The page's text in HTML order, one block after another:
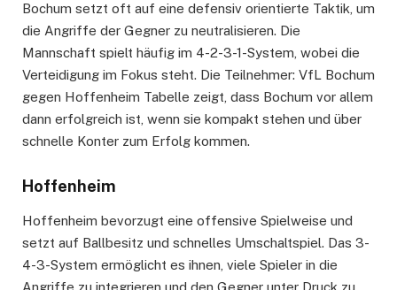
Bochum setzt oft auf eine defensiv orientierte Taktik, um
die Angriffe der Gegner zu neutralisieren. Die
Mannschaft spielt häufig im 4-2-3-1-System, wobei die
Verteidigung im Fokus steht. Die Teilnehmer: VfL Bochum
gegen Hoffenheim Tabelle zeigt, dass Bochum vor allem
dann erfolgreich ist, wenn sie kompakt stehen und über
schnelle Konter zum Erfolg kommen.
Hoffenheim
Hoffenheim bevorzugt eine offensive Spielweise und
setzt auf Ballbesitz und schnelles Umschaltspiel. Das 3-
4-3-System ermöglicht es ihnen, viele Spieler in die